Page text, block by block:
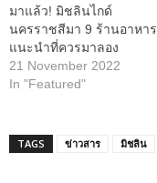
มาแล้ว! มิชลินไกด์
นครราชสีมา 9 ร้านอาหาร
แนะนำที่ควรมาลอง
21 November 2022
In "Featured"
TAGS ข่าวสาร มิชลิน